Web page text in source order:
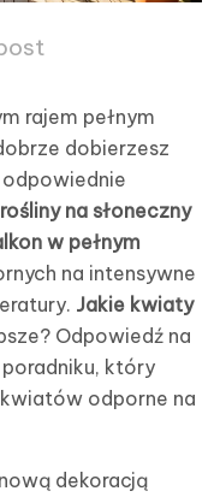
rajem pełnym
dobierzesz
rośliny na słoneczny
w pełnym
na intensywne
Jakie kwiaty
Odpowiedź na
który
odporne na
dekoracją